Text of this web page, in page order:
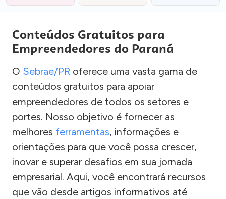
Conteúdos Gratuitos para
Empreendedores do Paraná
O Sebrae/PR oferece uma vasta gama de
conteúdos gratuitos para apoiar
empreendedores de todos os setores e
portes. Nosso objetivo é fornecer as
melhores ferramentas, informações e
orientações para que você possa crescer,
inovar e superar desafios em sua jornada
empresarial. Aqui, você encontrará recursos
que vão desde artigos informativos até